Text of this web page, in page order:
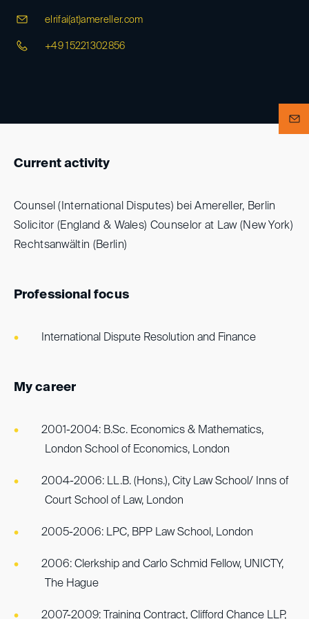
elrifai(at)amereller.com
+49 15221302856
Current activity
Counsel (International Disputes) bei Amereller, Berlin
Solicitor (England & Wales) Counselor at Law (New York)
Rechtsanwältin (Berlin)
Professional focus
International Dispute Resolution and Finance
My career
2001-2004: B.Sc. Economics & Mathematics,
London School of Economics, London
2004-2006: LL.B. (Hons.), City Law School/ Inns of
Court School of Law, London
2005-2006: LPC, BPP Law School, London
2006: Clerkship and Carlo Schmid Fellow, UNICTY,
The Hague
2007-2009: Training Contract, Clifford Chance LLP,